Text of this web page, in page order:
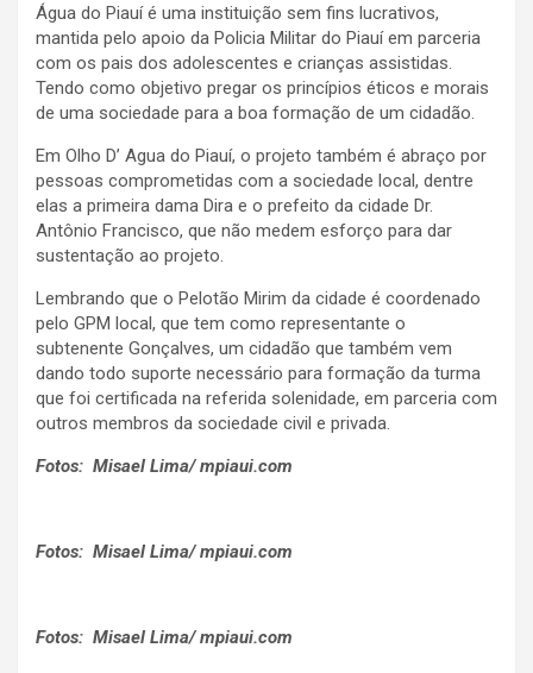
Água do Piauí é uma instituição sem fins lucrativos,
mantida pelo apoio da Policia Militar do Piauí em parceria
com os pais dos adolescentes e crianças assistidas.
Tendo como objetivo pregar os princípios éticos e morais
de uma sociedade para a boa formação de um cidadão.
Em Olho D’ Agua do Piauí, o projeto também é abraço por
pessoas comprometidas com a sociedade local, dentre
elas a primeira dama Dira e o prefeito da cidade Dr.
Antônio Francisco, que não medem esforço para dar
sustentação ao projeto.
Lembrando que o Pelotão Mirim da cidade é coordenado
pelo GPM local, que tem como representante o
subtenente Gonçalves, um cidadão que também vem
dando todo suporte necessário para formação da turma
que foi certificada na referida solenidade, em parceria com
outros membros da sociedade civil e privada.
Fotos: Misael Lima/ mpiaui.com
Fotos: Misael Lima/ mpiaui.com
Fotos: Misael Lima/ mpiaui.com